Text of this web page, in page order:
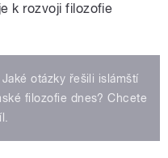
k rozvoji filozofie
otázky řešili islámští
filozofie dnes? Chcete